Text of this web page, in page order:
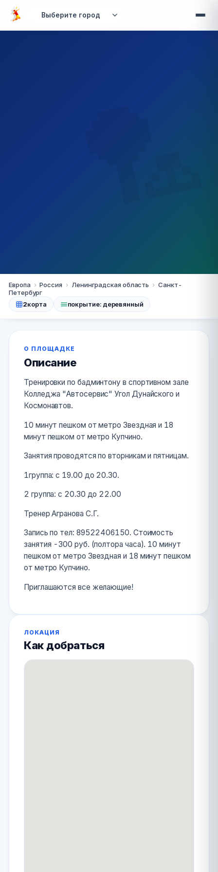
Перейти к основному содержанию
Санкт-Петербург
Колледж "Автосервис"
89522406150 vk
Европа › Россия › Ленинградская область › Санкт-
Петербург
2корта покрытие: деревянный
О ПЛОЩАДКЕ
Описание
Тренировки по бадминтону в спортивном зале
Колледжа "Автосервис" Угол Дунайского и
Космонавтов.
10 минут пешком от метро Звездная и 18
минут пешком от метро Купчино.
Занятия проводятся по вторникам и пятницам.
1группа: с 19.00 до 20.30.
2 группа: с 20.30 до 22.00
Тренер Агранова С.Г.
Запись по тел: 89522406150. Стоимость
занятия -300 руб. (полтора часа). 10 минут
пешком от метро Звездная и 18 минут пешком
от метро Купчино.
Приглашаются все желающие!
ЛОКАЦИЯ
Как добраться